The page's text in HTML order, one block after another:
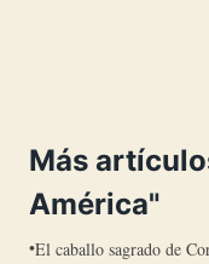
Más
América"
El caballo sagrado de